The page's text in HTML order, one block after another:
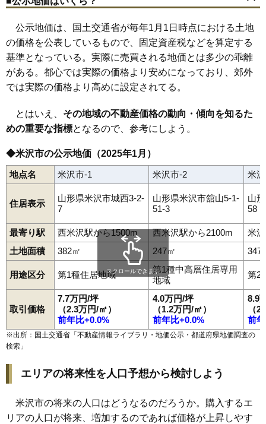
公示地価は、国土交通省が毎年1月1日時点における土地
の価格を公表しているもので、固定資産税などを算定する
基準となっている。実際に売買される地価とは多少の乖離
がある。都心では実際の価格より安めになっており、郊外
では実際の価格より高めに設定されてる。
とはいえ、 その地域の不動産価格の動向・傾向を知るた
めの重要な指標となるので、参考にしよう。
◆米沢市の公示地価（2025年1月）
地点名 米沢市-1 米沢市-2 米
住居表示
山形県米沢市城西3-2-
7
山形県米沢市舘山5-1-
51-3
山
58
最寄り駅 西米沢駅から1500m 西米沢駅から2100m
米
土地面積
382㎡ 247㎡ 347
用途区分 第1種住居地域
第1種中高層住居専用
地域
第2
取引価格
7.7万円/坪
（2.3万円/㎡）
前年比+0.0%
4.0万円/坪
（1.2万円/㎡）
前年比+0.0%
8.9
（
前
スクロールできます
※出所：国土交通省「不動産情報ライブラリ・地価公示・都道府県地価調査の
検索 」
エリアの将来性を人口予想から検討しよう
米沢市の将来の人口はどうなるのだろうか。購入するエ
リアの人口が将来、増加するのであれば価格が上昇しやす
御廟桜木町笹野塩井町下新田下花沢城西城南城北杉の目町
中田町長手 成島町西大通八幡原花沢 花沢町万世町東東大通
広幡町吹屋敷町福田町芳泉町 本町 松が岬丸の内三沢門東町
矢来林泉寺